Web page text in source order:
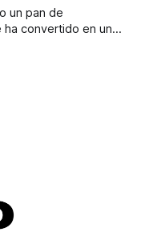
un pan de
convertido en uno
que